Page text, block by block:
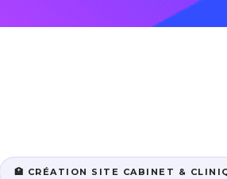
🏥 CRÉATION SITE CABINET &